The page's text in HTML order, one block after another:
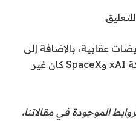
عقابية، بالإضافة إلى
حكم تفسيري بأن سلوك شركة xAI وSpaceX كان غير
الموجودة في مقالاتنا،